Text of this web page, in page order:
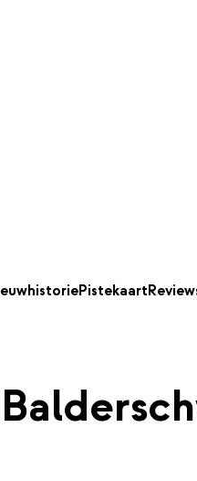
Pistekaart